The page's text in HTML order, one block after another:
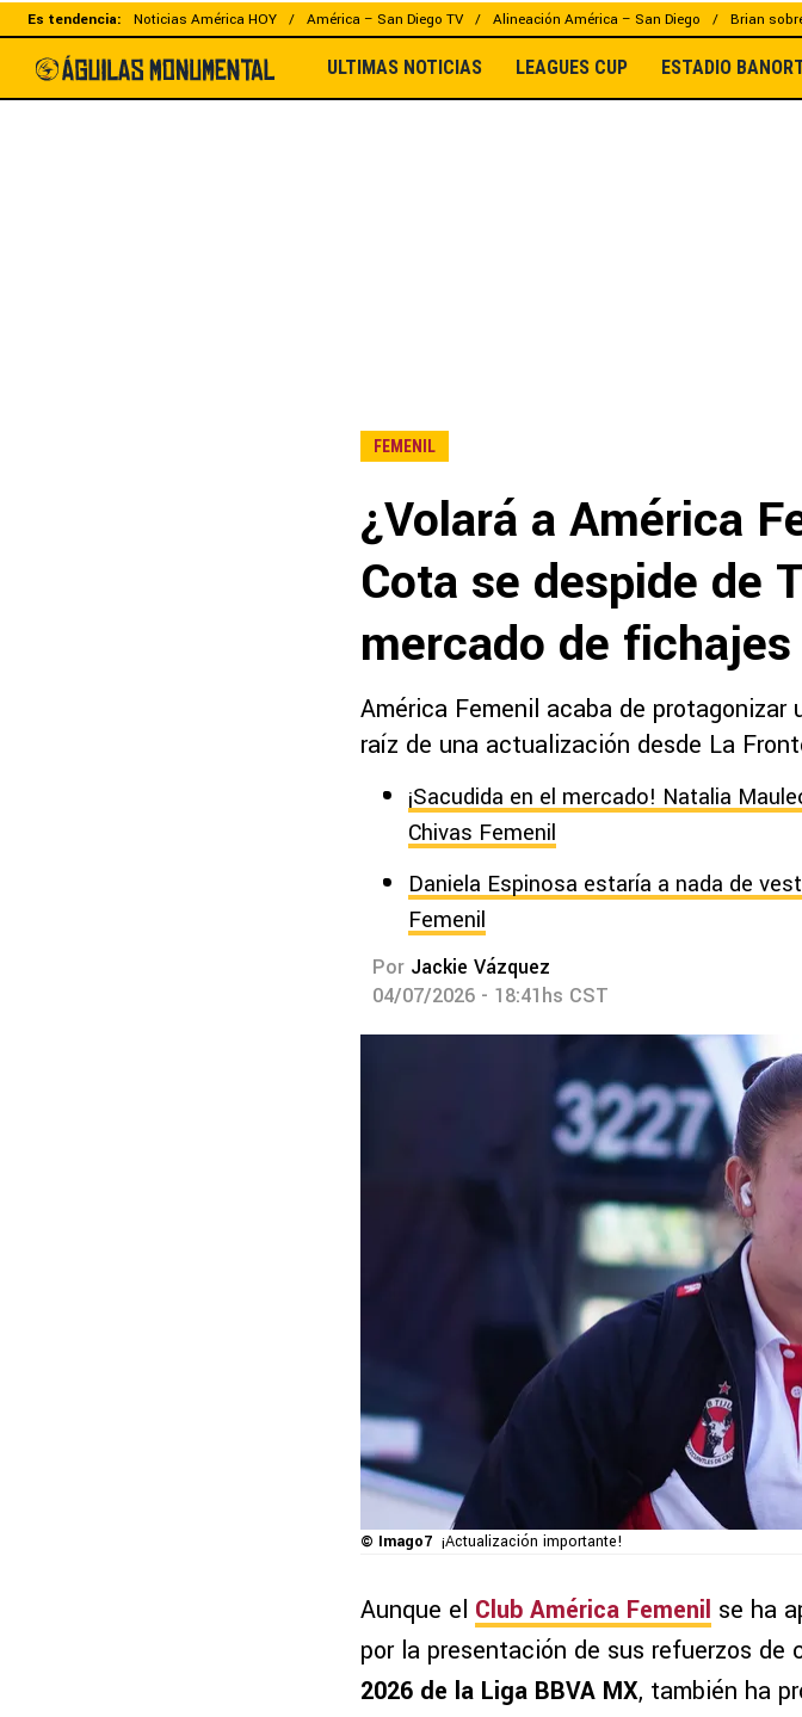
Es tendencia: Noticias América HOY América – San Diego TV Alineación América – San Diego Brian
ULTIMAS NOTICIAS LEAGUES CUP ESTADIO
FEMENIL
¿Volará a América
Cota se despide de
mercado de fichajes
América Femenil acaba de
raíz de una actualización desde La
¡Sacudida en el mercado! Natalia
Chivas Femenil
Daniela Espinosa estaría a nada de
Femenil
Por Jackie Vázquez
04/07/2026 - 18:41hs CST
© Imago7 ¡Actualización importante!
Aunque el Club América Femenil se ha
por la presentación de sus refuerzos de
2026 de la Liga BBVA MX, también ha